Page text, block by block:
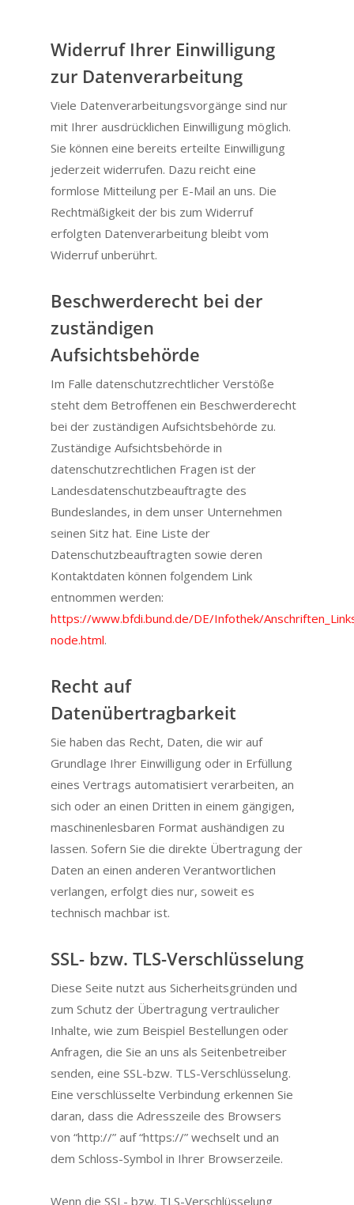
Widerruf Ihrer Einwilligung
zur Datenverarbeitung
Viele Datenverarbeitungsvorgänge sind nur
mit Ihrer ausdrücklichen Einwilligung möglich.
Sie können eine bereits erteilte Einwilligung
jederzeit widerrufen. Dazu reicht eine
formlose Mitteilung per E-Mail an uns. Die
Rechtmäßigkeit der bis zum Widerruf
erfolgten Datenverarbeitung bleibt vom
Widerruf unberührt.
Beschwerderecht bei der
zuständigen
Aufsichtsbehörde
Im Falle datenschutzrechtlicher Verstöße
steht dem Betroffenen ein Beschwerderecht
bei der zuständigen Aufsichtsbehörde zu.
Zuständige Aufsichtsbehörde in
datenschutzrechtlichen Fragen ist der
Landesdatenschutzbeauftragte des
Bundeslandes, in dem unser Unternehmen
seinen Sitz hat. Eine Liste der
Datenschutzbeauftragten sowie deren
Kontaktdaten können folgendem Link
entnommen werden:
https://www.bfdi.bund.de/DE/Infothek/
node.html.
Recht auf
Datenübertragbarkeit
Sie haben das Recht, Daten, die wir auf
Grundlage Ihrer Einwilligung oder in Erfüllung
eines Vertrags automatisiert verarbeiten, an
sich oder an einen Dritten in einem gängigen,
maschinenlesbaren Format aushändigen zu
lassen. Sofern Sie die direkte Übertragung der
Daten an einen anderen Verantwortlichen
verlangen, erfolgt dies nur, soweit es
technisch machbar ist.
SSL- bzw. TLS-Verschlüsselung
Diese Seite nutzt aus Sicherheitsgründen und
zum Schutz der Übertragung vertraulicher
Inhalte, wie zum Beispiel Bestellungen oder
Anfragen, die Sie an uns als Seitenbetreiber
senden, eine SSL-bzw. TLS-Verschlüsselung.
Eine verschlüsselte Verbindung erkennen Sie
daran, dass die Adresszeile des Browsers
von “http://” auf “https://” wechselt und an
dem Schloss-Symbol in Ihrer Browserzeile.
Wenn die SSL- bzw. TLS-Verschlüsselung